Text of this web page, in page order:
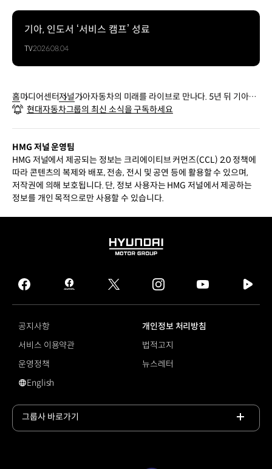
기아, 인도서 ‘서비스 캠프’ 성료
TV2026.08.04
홈미디어센터저널기아자동차의 미래를 라이브로 만나다. 5년 뒤 기아차
는 어떤 모습일까요?
현대자동차그룹의 최신 소식을 구독하세요
HMG 저널 운영팀
HMG 저널에서 제공되는 정보는 크리에이티브 커먼즈(CCL) 2.0 정책에
따라 콘텐츠의 복제와 배포, 전송, 전시 및 공연 등에 활용할 수 있으며,
저작권에 의해 보호됩니다. 단, 정보 사용자는 HMG 저널에서 제공하는
정보를 개인 목적으로만 사용할 수 있습니다.
HYUNDAI
GROUP
facebook
hmg
journal
twitter instagram
tv
공지사항
개인정보 처리방침
서비스 이용약관
법적고지
운영정책
뉴스레터
영문 사이트로 이동
English
그룹사 바로가기